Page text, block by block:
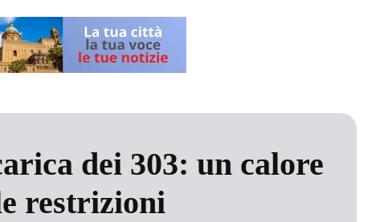
dei 303: un calore
restrizioni